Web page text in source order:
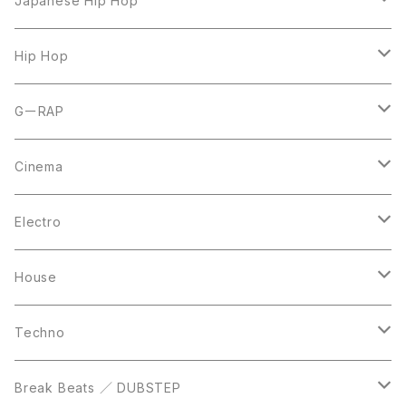
7inch
CD
12inch
10inch
Casette Tape
12inch
LP
Hip Hop
LP
12inch
CD
GーRAP
12inch
LP
Cinema
LP
12inch
DVD
Electro
12inch
LP
House
LP
12inch
Techno
12inch
Break Beats ／ DUBSTEP